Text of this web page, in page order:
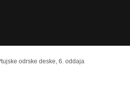
odrske deske, 6. oddaja